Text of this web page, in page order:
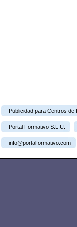
Publicidad para Centros de
Portal Formativo S.L.U.
info@portalformativo.com